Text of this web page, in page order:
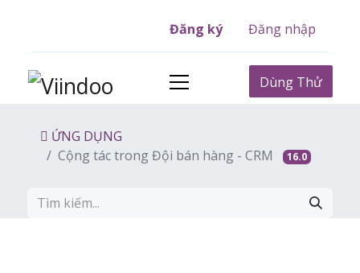
Đăng ký Đăng nhập
Dùng Thử
ỨNG DỤNG
Cộng tác trong Đội bán hàng - CRM
16.0